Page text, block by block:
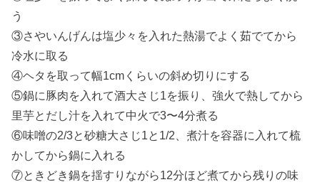
う
③さやいんげんは塩少々を入れた熱湯でよく茹でてから
冷水に取る
④ヘタを取って幅1cmくらいの斜め切りにする
⑤鍋に豚肉を入れて酒大さじ1を振り、強火で熱してから
里芋とだし汁を入れて中火で3〜4分煮る
⑥味噌の2/3と砂糖大さじ1と1/2、煮汁を容器に入れて梳
かしてから鍋に入れる
⑦ときどき鍋を揺すりながら12分ほど煮てから残りの味